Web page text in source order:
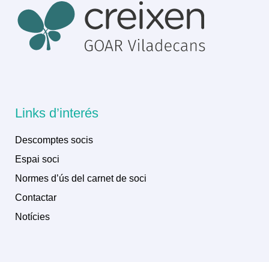
Links d’interés
Descomptes socis
Espai soci
Normes d’ús del carnet de soci
Contactar
Notícies